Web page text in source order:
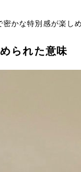
密かな特別感が楽し
られた意味